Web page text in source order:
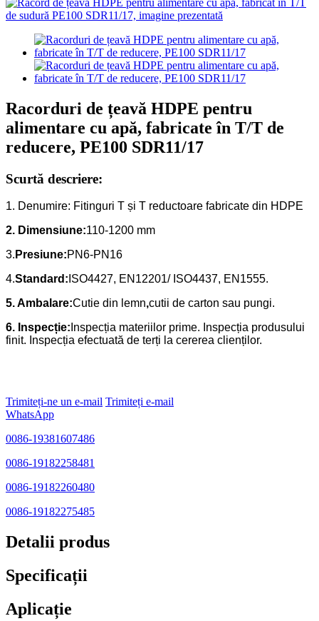
Racorduri de țeavă HDPE pentru
alimentare cu apă, fabricate în T/T de
reducere, PE100 SDR11/17
Scurtă descriere:
1. Denumire: Fitinguri T și T reductoare fabricate din HDPE
2. Dimensiune:110-1200 mm
3. Presiune:PN6-PN16
4.Standard: ISO4427, EN12201/ ISO4437, EN1555.
5. Ambalare:Cutie din lemn,cutii de carton sau pungi.
6. Inspecție: Inspecția materiilor prime. Inspecția produsului
finit. Inspecția efectuată de terți la cererea clienților.
Trimiteți-ne un e-mail Trimiteți e-mail
WhatsApp
0086-19381607486
0086-19182258481
0086-19182260480
0086-19182275485
Detalii produs
Specificații
Aplicație